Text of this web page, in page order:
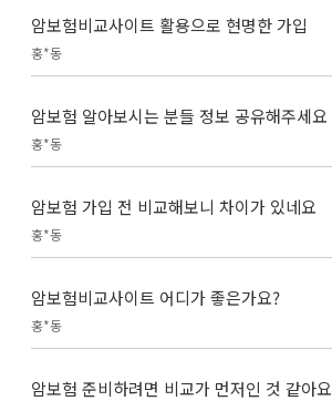
암보험비교사이트 활용으로 현명한 가입
홍*동
암보험 알아보시는 분들 정보 공유해주세요
홍*동
암보험 가입 전 비교해보니 차이가 있네요
홍*동
암보험비교사이트 어디가 좋은가요?
홍*동
암보험 준비하려면 비교가 먼저인 것 같아요